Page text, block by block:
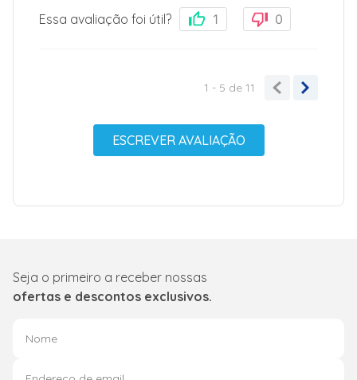
Essa avaliação foi útil? 1 0
1 - 5 de 11
ESCREVER AVALIAÇÃO
Seja o primeiro a receber nossas
ofertas e descontos exclusivos.